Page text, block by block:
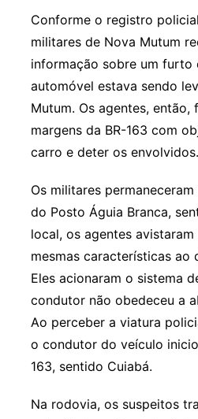
Conforme o registro
militares de Nova Mutum
informação sobre um furto
automóvel estava sendo
Mutum. Os agentes, então,
margens da BR-163 com
carro e deter os envolvidos.
Os militares
do Posto Águia Branca,
local, os agentes
mesmas características
Eles acionaram o sistema
condutor não obedeceu a
Ao perceber a viatura
o condutor do veículo
163, sentido Cuiabá.
Na rodovia, os suspeitos